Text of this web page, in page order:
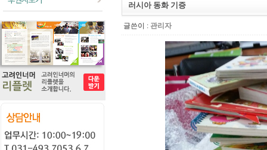
러시아 동화 기증
글쓴이 : 관리자